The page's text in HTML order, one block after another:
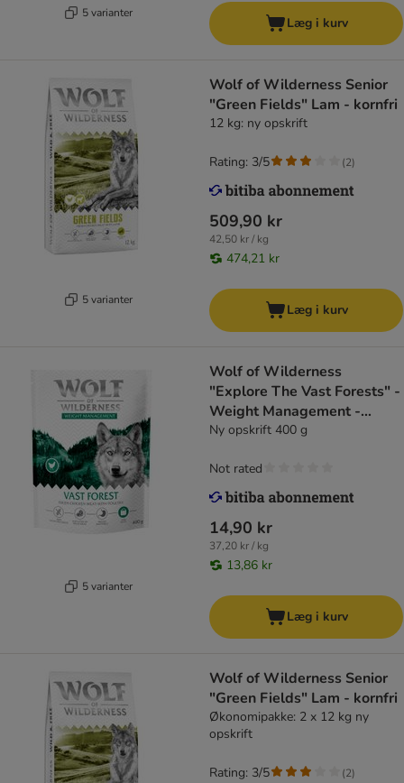
5 varianter
Læg i kurv
5 varianter
Wolf of Wilderness Senior
"Green Fields" Lam - kornfri
12 kg: ny opskrift
509,90 kr
42,50 kr / kg
474,21 kr
Rating: 3/5 (2)
Læg i kurv
5 varianter
Wolf of Wilderness
"Explore The Vast Forests" -
Weight Management -
kornfri
Ny opskrift 400 g
14,90 kr
37,20 kr / kg
13,86 kr
Not rated
Læg i kurv
Wolf of Wilderness Senior
"Green Fields" Lam - kornfri
Økonomipakke: 2 x 12 kg ny
opskrift
Rating: 3/5 (2)